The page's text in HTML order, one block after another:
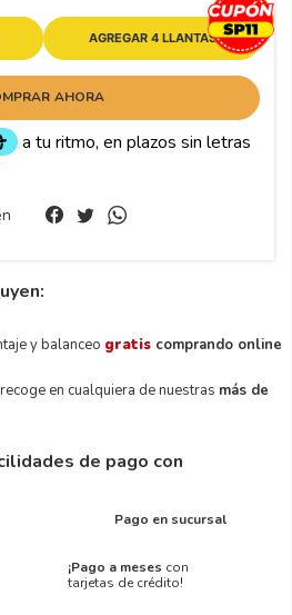
AGREGAR 4 LLANTAS
AHORA
y balanceo gratis comprando online
en cualquiera de nuestras más de
de pago con
Pago en sucursal
¡Pago a meses con
tarjetas de crédito!